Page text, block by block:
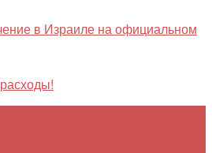
в Израиле на официальном